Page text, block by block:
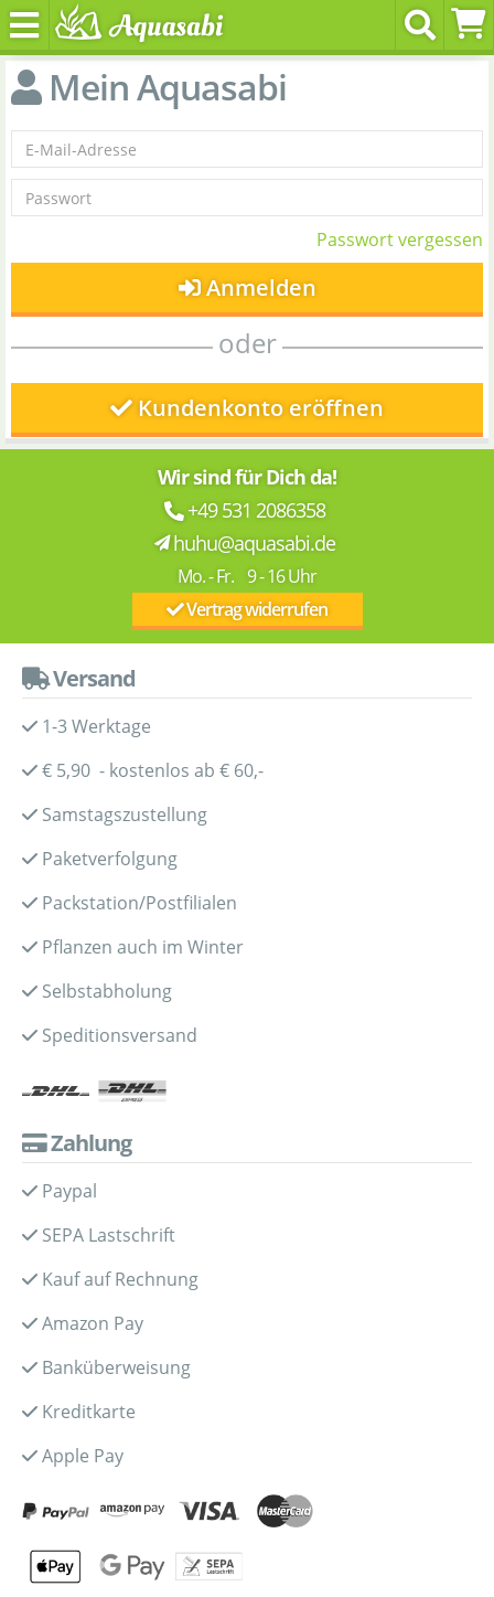
Mein Aquasabi
Passwort vergessen
Anmelden
oder
Kundenkonto eröffnen
Wir sind für Dich da!
+49 531 2086358
huhu@aquasabi.de
Mo. - Fr. 9 - 16 Uhr
Vertrag widerrufen
Versand
1-3 Werktage
€ 5,90 - kostenlos ab € 60,-
Samstagszustellung
Paketverfolgung
Packstation/Postfilialen
Pflanzen auch im Winter
Selbstabholung
Speditionsversand
Zahlung
Paypal
SEPA Lastschrift
Kauf auf Rechnung
Amazon Pay
Banküberweisung
Kreditkarte
Apple Pay